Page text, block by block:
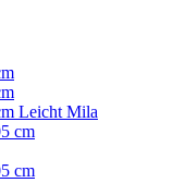
Leicht Mila
cm
cm